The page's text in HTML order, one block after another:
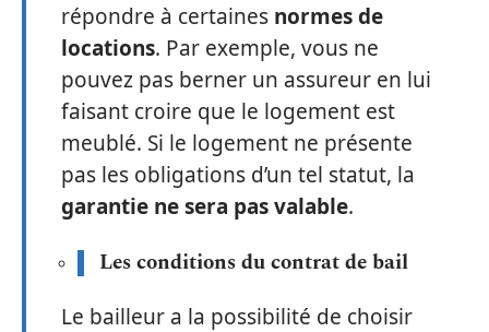
répondre à certaines normes de
locations. Par exemple, vous ne
pouvez pas berner un assureur en lui
faisant croire que le logement est
meublé. Si le logement ne présente
pas les obligations d’un tel statut, la
garantie ne sera pas valable.
Les conditions du contrat de bail
Le bailleur a la possibilité de choisir